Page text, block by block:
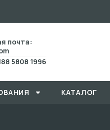
почта:
5808 1996
КАТАЛОГ